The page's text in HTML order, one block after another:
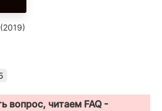
вопрос, читаем FAQ -